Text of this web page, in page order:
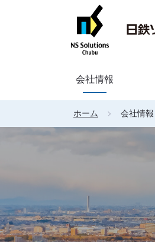
会社情報
ホーム 会社情報